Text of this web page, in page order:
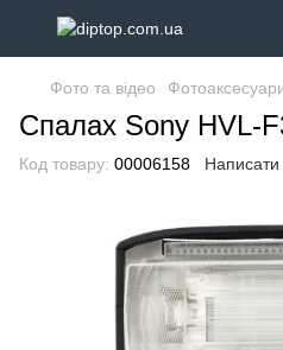
Фото та відео
Спалах Sony HVL-
Код товару: 00006158 Написати